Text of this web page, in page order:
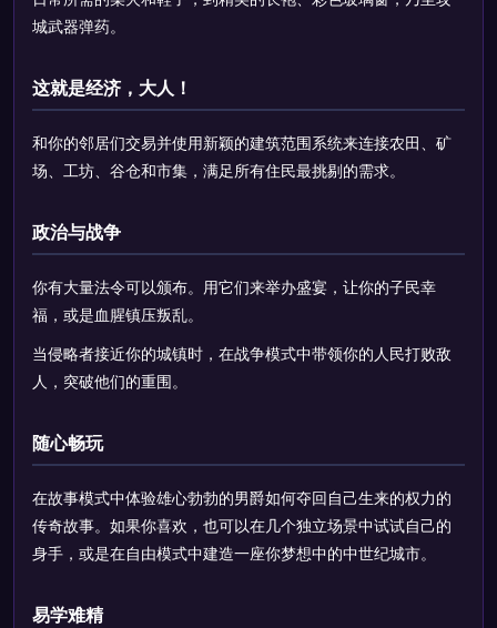
城武器弹药。
这就是经济，大人！
和你的邻居们交易并使用新颖的建筑范围系统来连接农田、矿
场、工坊、谷仓和市集，满足所有住民最挑剔的需求。
政治与战争
你有大量法令可以颁布。用它们来举办盛宴，让你的子民幸
福，或是血腥镇压叛乱。
当侵略者接近你的城镇时，在战争模式中带领你的人民打败敌
人，突破他们的重围。
随心畅玩
在故事模式中体验雄心勃勃的男爵如何夺回自己生来的权力的
传奇故事。如果你喜欢，也可以在几个独立场景中试试自己的
身手，或是在自由模式中建造一座你梦想中的中世纪城市。
易学难精